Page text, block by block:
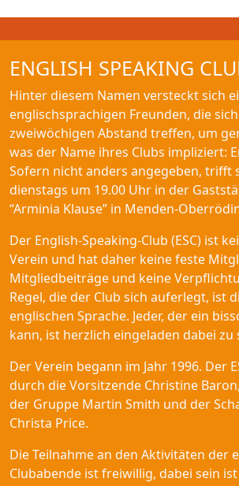
ENGLISH SPEAKING
Hinter diesem Namen versteckt sich
englischsprachigen Freunden, die
zweiwöchigen Abstand treffen, um
was der Name ihres Clubs impliziert:
Sofern nicht anders angegeben, trifft
dienstags um 19.00 Uhr in der
“Arminia Klause” in Menden-
Der English-Speaking-Club (ESC) ist
Verein und hat daher keine feste
Mitgliedbeiträge und keine
Regel, die der Club sich auferlegt, ist
englischen Sprache. Jeder, der ein
kann, ist herzlich eingeladen dabei zu
Der Verein begann im Jahr 1996. Der
durch die Vorsitzende Christine
der Gruppe Martin Smith und der
Christa Price.
Die Teilnahme an den Aktivitäten der
Clubabende ist freiwillig, dabei sein